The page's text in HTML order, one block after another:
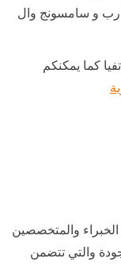
و سامسونج وال
كما يمكنكم
والمتخصصين
والتي تتضمن